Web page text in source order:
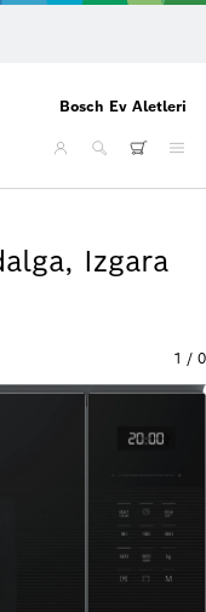
Bosch Ev Aletleri
Izgara
1 / 0